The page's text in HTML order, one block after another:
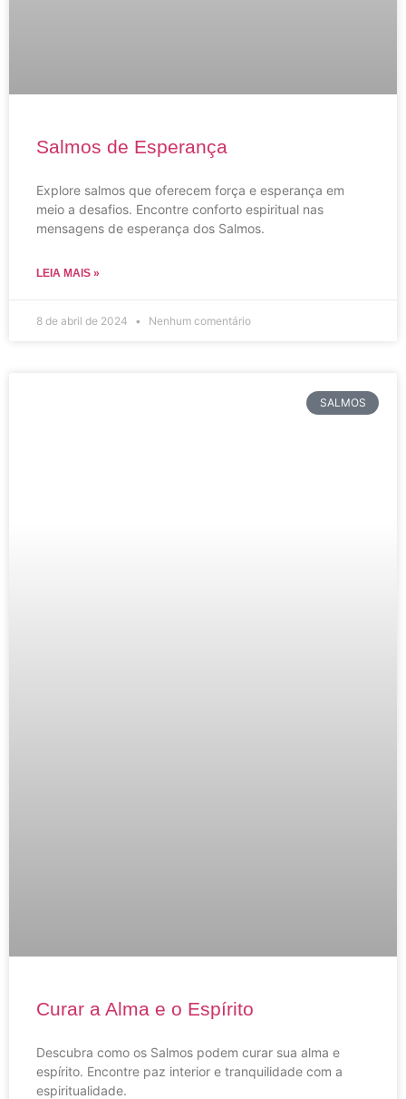
Salmos de Esperança
Explore salmos que oferecem força e esperança em
meio a desafios. Encontre conforto espiritual nas
mensagens de esperança dos Salmos.
LEIA MAIS »
8 de abril de 2024 Nenhum comentário
SALMOS
Curar a Alma e o Espírito
Descubra como os Salmos podem curar sua alma e
espírito. Encontre paz interior e tranquilidade com a
espiritualidade.